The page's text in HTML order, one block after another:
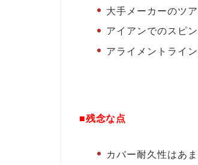
大手メーカーのツ
アイアンでのスピ
アライメントライ
■残念な点
カバー耐久性はあ